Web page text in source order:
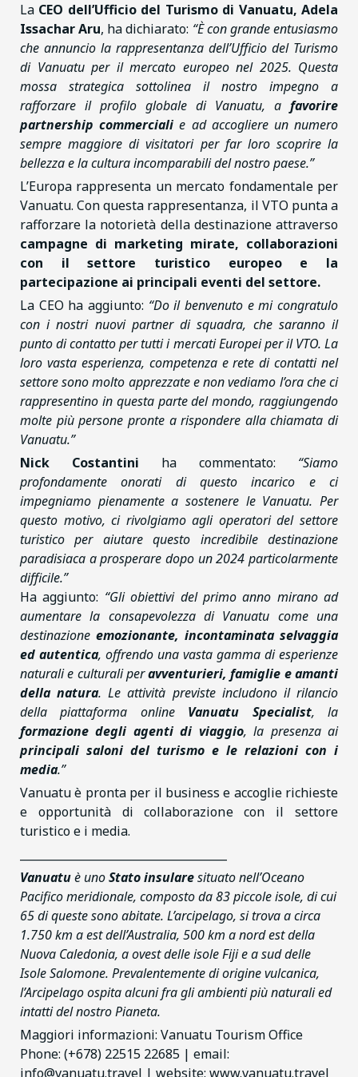
La CEO dell’Ufficio del Turismo di Vanuatu, Adela
Issachar Aru, ha dichiarato: “È con grande entusiasmo
che annuncio la rappresentanza dell’Ufficio del Turismo
di Vanuatu per il mercato europeo nel 2025. Questa
mossa strategica sottolinea il nostro impegno a
rafforzare il profilo globale di Vanuatu, a favorire
partnership commercialie ad accogliere un numero
sempre maggiore di visitatori per far loro scoprire la
bellezza e la cultura incomparabili del nostro paese.”
L’Europa rappresenta un mercato fondamentale per
Vanuatu. Con questa rappresentanza, il VTO punta a
rafforzare la notorietà della destinazione attraverso
campagne di marketing mirate, collaborazioni
con il settore turistico europeo e la
partecipazione ai principali eventi del settore.
La CEO ha aggiunto: “Do il benvenuto e mi congratulo
con i nostri nuovi partner di squadra, che saranno il
punto di contatto per tutti i mercati Europei per il VTO. La
loro vasta esperienza, competenza e rete di contatti nel
settore sono molto apprezzate e non vediamo l’ora che ci
rappresentino in questa parte del mondo, raggiungendo
molte più persone pronte a rispondere alla chiamata di
Vanuatu.”
Nick Costantini ha commentato: “Siamo
profondamente onorati di questo incarico e ci
impegniamo pienamente a sostenere le Vanuatu. Per
questo motivo, ci rivolgiamo agli operatori del settore
turistico per aiutare questo incredibile destinazione
paradisiaca a prosperare dopo un 2024 particolarmente
difficile.”
Ha aggiunto: “Gli obiettivi del primo anno mirano ad
aumentare la consapevolezza di Vanuatu come una
destinazione emozionante, incontaminata selvaggia
ed autentica, offrendo una vasta gamma di esperienze
naturali e culturali peravventurieri, famiglie e amanti
della natura. Le attività previste includono il rilancio
della piattaforma online Vanuatu Specialist, la
formazione degli agenti di viaggio, la presenza ai
principali saloni del turismo e le relazioni con i
media.”
Vanuatu è pronta per il business e accoglie richieste
e opportunità di collaborazione con il settore
turistico e i media.
Vanuatuè unoStato insularesituato nell’Oceano
Pacifico meridionale, composto da 83 piccole isole, di cui
65 di queste sono abitate. L’arcipelago, si trova a circa
1.750 km a est dell’Australia, 500 km a nord est della
Nuova Caledonia, a ovest delle isole Fiji e a sud delle
Isole Salomone. Prevalentemente di origine vulcanica,
l’Arcipelago ospita alcuni fra gli ambienti più naturali ed
intatti del nostro Pianeta.
Maggiori informazioni: Vanuatu Tourism Office
Phone: (+678) 22515 22685 | email:
info@vanuatu.travel | website: www.vanuatu.travel